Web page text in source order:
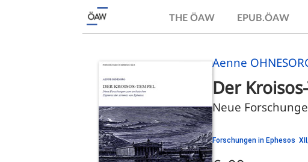
THE ÖAW EPUB.ÖAW
Aenne
Der
Neue
Forschungen in Ephesos